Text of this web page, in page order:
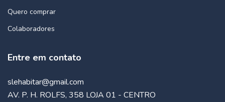
Quero comprar
Colaboradores
Entre em contato
slehabitar@gmail.com
AV. P. H. ROLFS, 358 LOJA 01 - CENTRO